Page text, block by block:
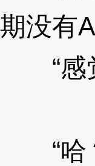
期没有
“感觉
“哈？